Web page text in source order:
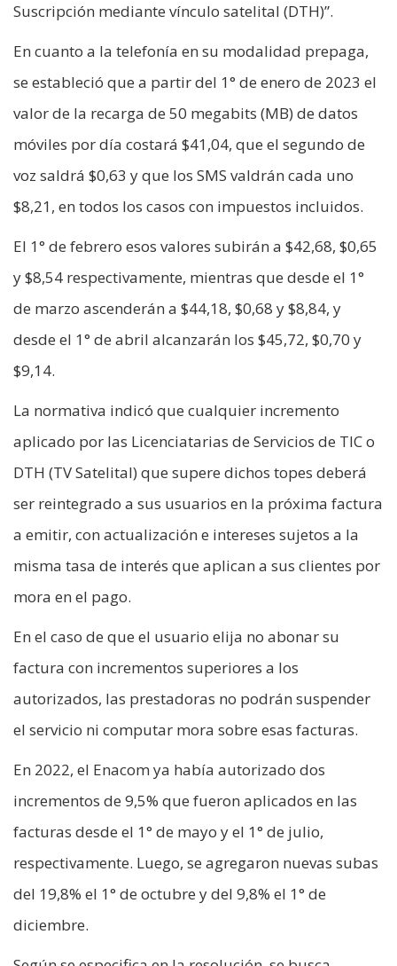
Suscripción mediante vínculo satelital (DTH)”.
En cuanto a la telefonía en su modalidad prepaga,
se estableció que a partir del 1° de enero de 2023 el
valor de la recarga de 50 megabits (MB) de datos
móviles por día costará $41,04, que el segundo de
voz saldrá $0,63 y que los SMS valdrán cada uno
$8,21, en todos los casos con impuestos incluidos.
El 1° de febrero esos valores subirán a $42,68, $0,65
y $8,54 respectivamente, mientras que desde el 1°
de marzo ascenderán a $44,18, $0,68 y $8,84, y
desde el 1° de abril alcanzarán los $45,72, $0,70 y
$9,14.
La normativa indicó que cualquier incremento
aplicado por las Licenciatarias de Servicios de TIC o
DTH (TV Satelital) que supere dichos topes deberá
ser reintegrado a sus usuarios en la próxima factura
a emitir, con actualización e intereses sujetos a la
misma tasa de interés que aplican a sus clientes por
mora en el pago.
En el caso de que el usuario elija no abonar su
factura con incrementos superiores a los
autorizados, las prestadoras no podrán suspender
el servicio ni computar mora sobre esas facturas.
En 2022, el Enacom ya había autorizado dos
incrementos de 9,5% que fueron aplicados en las
facturas desde el 1° de mayo y el 1° de julio,
respectivamente. Luego, se agregaron nuevas subas
del 19,8% el 1° de octubre y del 9,8% el 1° de
diciembre.